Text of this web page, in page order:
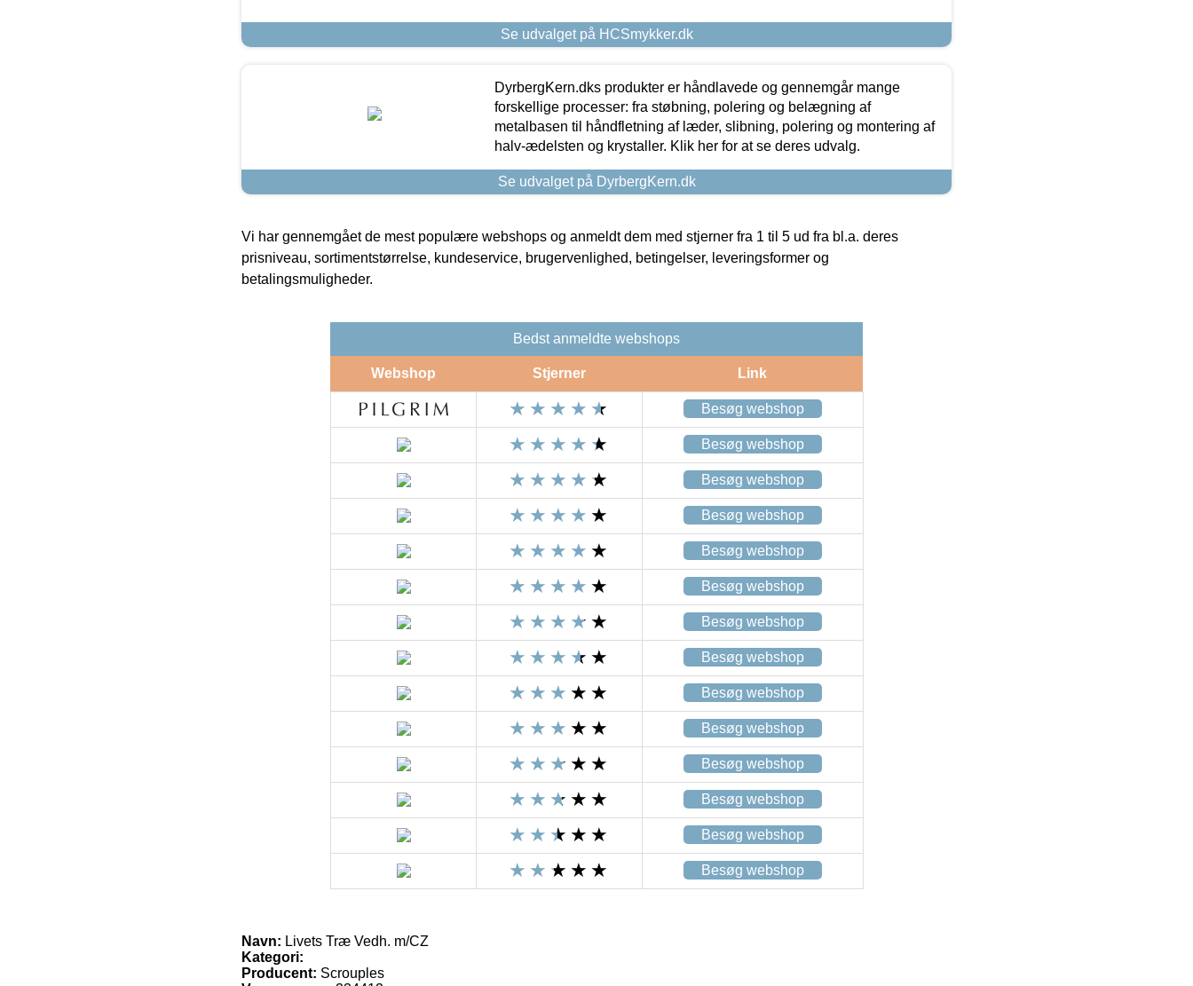
Se udvalget på HCSmykker.dk
DyrbergKern.dks produkter er håndlavede og gennemgår mange
forskellige processer: fra støbning, polering og belægning af
metalbasen til håndfletning af læder, slibning, polering og montering af
halv-ædelsten og krystaller. Klik her for at se deres udvalg.
Se udvalget på DyrbergKern.dk
Vi har gennemgået de mest populære webshops og anmeldt dem med stjerner fra 1 til 5 ud fra bl.a. deres
prisniveau, sortimentstørrelse, kundeservice, brugervenlighed, betingelser, leveringsformer og
betalingsmuligheder.
Bedst anmeldte webshops
Webshop Stjerner Link
Besøg webshop
Besøg webshop
Besøg webshop
Besøg webshop
Besøg webshop
Besøg webshop
Besøg webshop
Besøg webshop
Besøg webshop
Besøg webshop
Besøg webshop
Besøg webshop
Besøg webshop
Besøg webshop
Navn: Livets Træ Vedh. m/CZ
Kategori:
Producent: Scrouples